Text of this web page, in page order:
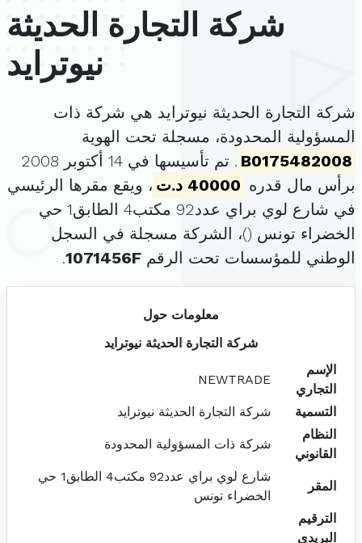
شركة التجارة الحديثة
نيوترايد
شركة التجارة الحديثة نيوترايد هي شركة ذات
المسؤولية المحدودة، مسجلة تحت الهوية
B0175482008
. تم تأسيسها في 14 أكتوبر 2008
برأس مال قدره 40000 د.ت
، ويقع مقرها الرئيسي
في شارع لوي براي عدد92 مكتب4 الطابق1 حي
الخضراء تونس ()، الشركة مسجلة في السجل
الوطني للمؤسسات تحت الرقم 1071456F
.
معلومات حول
شركة التجارة الحديثة نيوترايد
الإسم
التجاري
NEWTRADE
التسمية
شركة التجارة الحديثة نيوترايد
النظام
القانوني
شركة ذات المسؤولية المحدودة
المقر
شارع لوي براي عدد92 مكتب4 الطابق1 حي
الخضراء تونس
الترقيم
البريدي